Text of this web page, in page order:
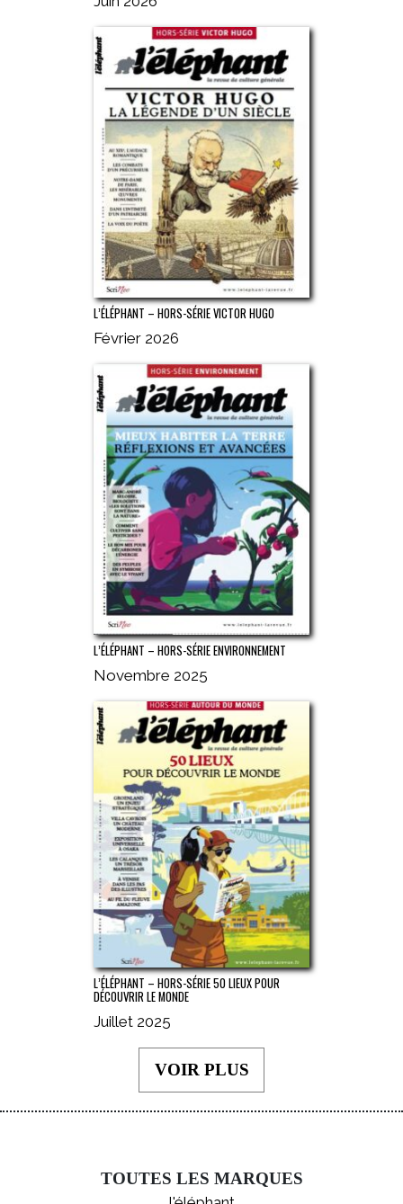
L’ÉLÉPHANT – HORS-SÉRIE VICTOR HUGO
Février 2026
L’ÉLÉPHANT – HORS-SÉRIE ENVIRONNEMENT
Novembre 2025
L’ÉLÉPHANT – HORS-SÉRIE 50 LIEUX POUR
DÉCOUVRIR LE MONDE
Juillet 2025
VOIR PLUS
TOUTES LES MARQUES